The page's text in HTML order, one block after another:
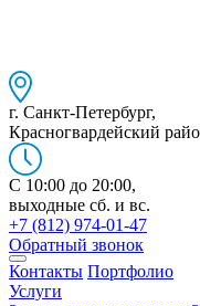
г. Санкт-Петербург,
Красногвардейский
C 10:00 до 20:00,
выходные сб. и вс.
+7 (812) 974-01-47
Обратный звонок
Контакты Портфолио
Услуги